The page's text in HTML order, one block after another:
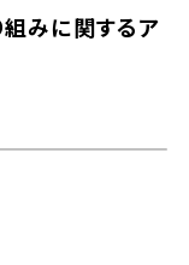
組みに関するア